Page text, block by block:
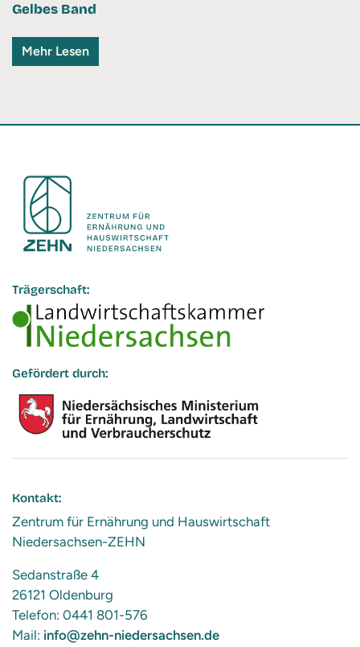
Gelbes Band
Mehr Lesen
Trägerschaft:
Gefördert durch:
Kontakt:
Zentrum für Ernährung und Hauswirtschaft
Niedersachsen-ZEHN
Sedanstraße 4
26121 Oldenburg
Telefon: 0441 801-576
Mail: info@zehn-niedersachsen.de